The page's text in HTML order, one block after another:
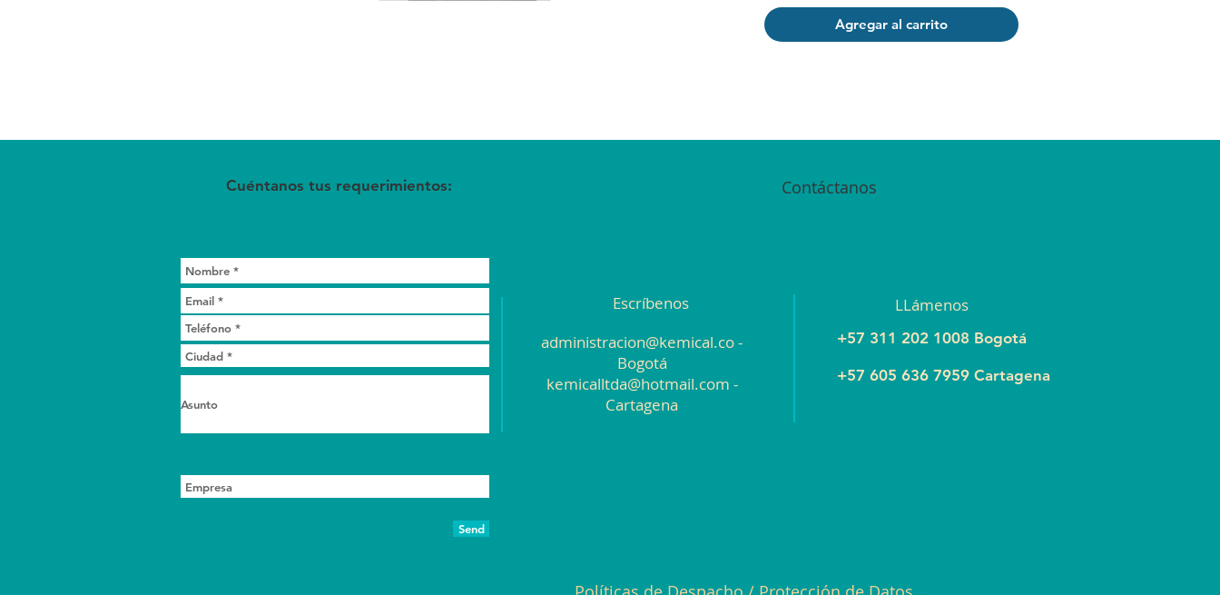
Agregar al carrito
Cuéntanos tus requerimientos: Contáctanos
Send
Escríbenos
administracion@kemical.co-
Bogotá
kemicalltda@hotmail.com -
Cartagena
LLámenos
+57 311 202 1008 Bogotá
+57 605 636 7959 Cartagena